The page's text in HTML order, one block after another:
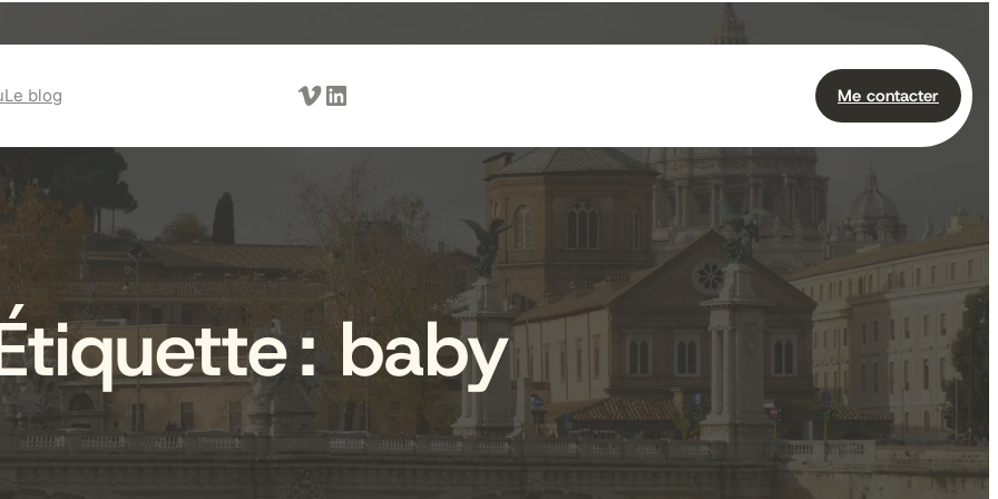
Le blog Vimeo LinkedIn Me contacter
:baby